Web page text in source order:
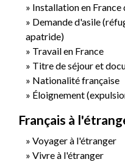
Installation en
Demande d'asile
apatride)
Travail en France
Titre de séjour et
Nationalité française
Éloignement
Français à
Voyager à l'étranger
Vivre à l'étranger